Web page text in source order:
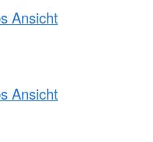
Ansicht
Ansicht